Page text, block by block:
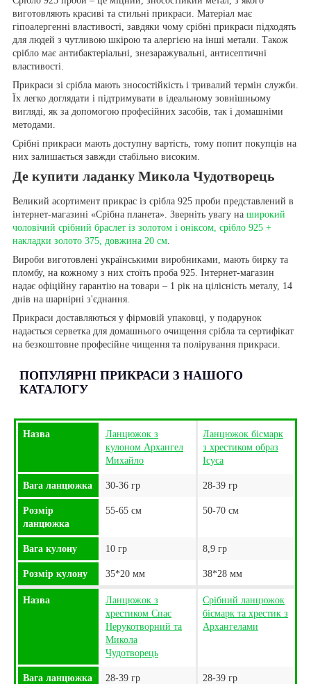
виготовляють красиві та стильні прикраси. Матеріал має
гіпоалергенні властивості, завдяки чому срібні прикраси підходять
для людей з чутливою шкірою та алергією на інші метали. Також
срібло має антибактеріальні, знезаражувальні, антисептичні
властивості.
Прикраси зі срібла мають зносостійкість і тривалий термін служби.
Їх легко доглядати і підтримувати в ідеальному зовнішньому
вигляді, як за допомогою професійних засобів, так і домашніми
методами.
Срібні прикраси мають доступну вартість, тому попит покупців на
них залишається завжди стабільно високим.
Де купити ладанку Микола Чудотворець
Великий асортимент прикрас із срібла 925 проби представлений в
інтернет-магазині «Срібна планета». Зверніть увагу на широкий
чоловічий срібний браслет із золотом і оніксом, срібло 925 +
накладки золото 375, довжина 20 см
Вироби виготовлені українськими виробниками, мають бирку та
пломбу, на кожному з них стоїть проба 925. Інтернет-магазин
надає офіційну гарантію на товари – 1 рік на цілісність металу, 14
днів на шарнірні з'єднання.
Прикраси доставляються у фірмовій упаковці, у подарунок
надається серветка для домашнього очищення срібла та сертифікат
на безкоштовне професійне чищення та полірування прикраси.
ПОПУЛЯРНІ ПРИКРАСИ З НАШОГО
КАТАЛОГУ
Назва
Ланцюжок з
кулоном Архангел
Михайло
Ланцюжок бісмарк
з хрестиком образ
Ісуса
Вага ланцюжка 30-36 гр 28-39 гр
Розмір
ланцюжка
55-65 см 50-70 см
Вага кулону 10 гр 8,9 гр
Розмір кулону 35*20 мм 38*28 мм
Назва
Ланцюжок з
хрестиком Спас
Нерукотворний та
Микола
Чудотворець
Срібний ланцюжок
бісмарк та хрестик з
Архангелами
Вага ланцюжка 28-39 гр 28-39 гр